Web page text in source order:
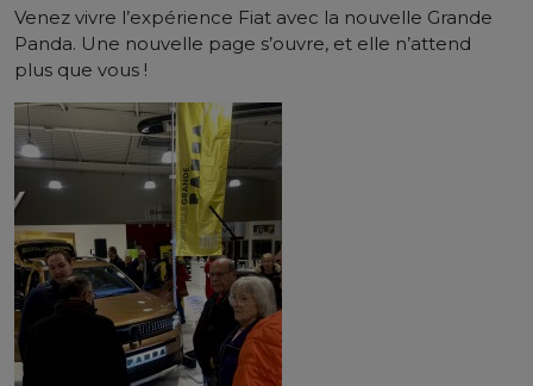
Venez vivre l’expérience Fiat avec la nouvelle Grande
Panda. Une nouvelle page s’ouvre, et elle n’attend
plus que vous !